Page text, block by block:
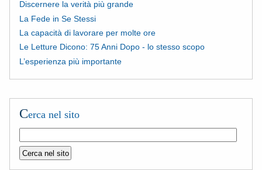
Discernere la verità più grande
La Fede in Se Stessi
La capacità di lavorare per molte ore
Le Letture Dicono: 75 Anni Dopo - lo stesso scopo
L’esperienza più importante
Cerca nel sito